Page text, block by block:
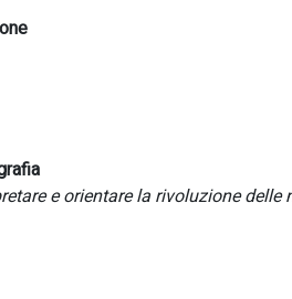
e orientare la rivoluzione delle